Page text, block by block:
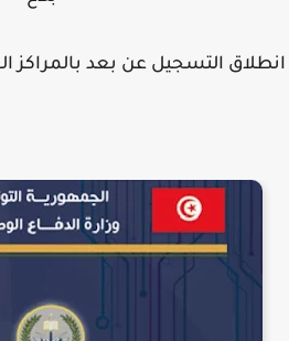
التسجيل عن بعد بالمراكز